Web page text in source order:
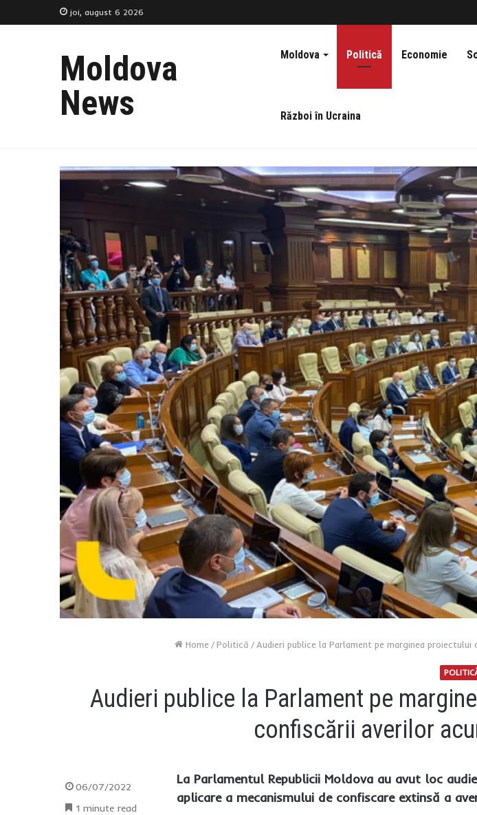
joi, august 6 2026
Moldova
News
Moldova Politică Economie
Război în Ucraina
Home /Politică / Audieri publice la Parlament pe marginea
Audieri publice la Parlament pe
confiscării averilor
La Parlamentul Republicii Moldova au avut loc
aplicare a mecanismului de confiscare extinsă a
06/07/2022
1 minute read